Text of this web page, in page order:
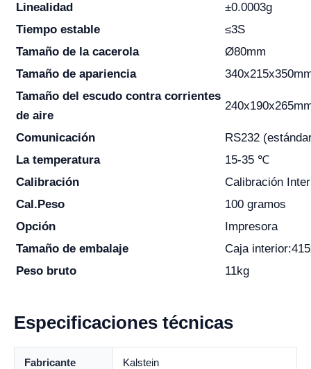
Linealidad
±0.0003g
Tiempo estable
≤3S
Tamaño de la cacerola
Ø80mm
Tamaño de apariencia
Tamaño del escudo contra corrientes
de aire
Comunicación
RS232
La temperatura
15-35 ℃
Calibración
Calibración
Cal.Peso
100 gramos
Opción
Impresora
Tamaño de embalaje
Caja
Peso bruto
11kg
Especificaciones técnicas
Fabricante Kalstein